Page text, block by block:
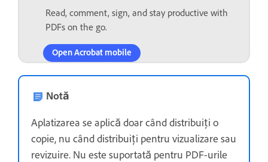
Read, comment, sign, and stay productive with
PDFs on the go.
Open Acrobat mobile
Notă
Aplatizarea se aplică doar când distribuiți o
copie, nu când distribuiți pentru vizualizare sau
revizuire. Nu este suportată pentru PDF-urile